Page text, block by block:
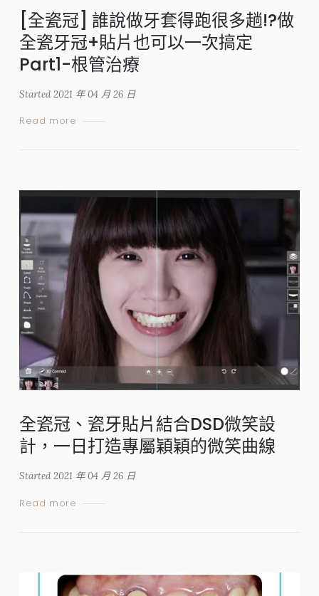
[全瓷冠] 誰說做牙套得跑很多趟!?做
全瓷牙冠+貼片也可以一次搞定
Part1-根管治療
Started2021 年 04 月 26 日
Read more
全瓷冠、瓷牙貼片結合DSD微笑設
計，一日打造專屬穎穎的微笑曲線
Started2021 年 04 月 26 日
Read more